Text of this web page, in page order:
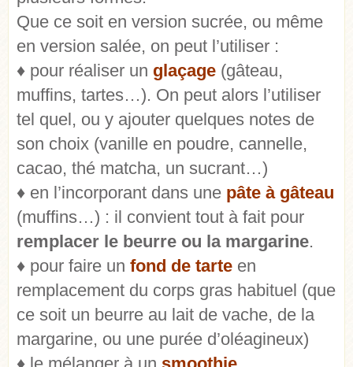
Que ce soit en version sucrée, ou même
en version salée, on peut l’utiliser :
♦ pour réaliser un glaçage (gâteau,
muffins, tartes…). On peut alors l’utiliser
tel quel, ou y ajouter quelques notes de
son choix (vanille en poudre, cannelle,
cacao, thé matcha, un sucrant…)
♦ en l’incorporant dans une pâte à gâteau
(muffins…) : il convient tout à fait pour
remplacer le beurre ou la margarine.
♦ pour faire un fond de tarte en
remplacement du corps gras habituel (que
ce soit un beurre au lait de vache, de la
margarine, ou une purée d’oléagineux)